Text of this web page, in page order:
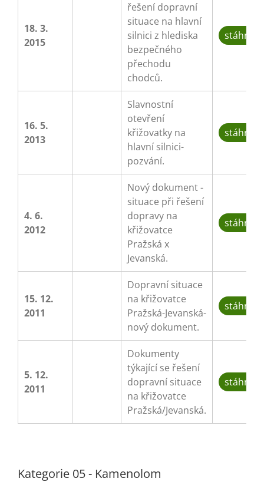
18. 3.
2015
řešení dopravní
situace na hlavní
silnici z hlediska
bezpečného
přechodu
chodců.
16. 5.
2013
Slavnostní
otevření
křižovatky na
hlavní silnici-
pozvání.
4. 6.
2012
Nový dokument -
situace při řešení
dopravy na
křižovatce
Pražská x
Jevanská.
15. 12.
2011
Dopravní situace
na křižovatce
Pražská-Jevanská-
nový dokument.
5. 12.
2011
Dokumenty
týkající se řešení
dopravní situace
na křižovatce
Pražská/Jevanská.
Kategorie 05 - Kamenolom